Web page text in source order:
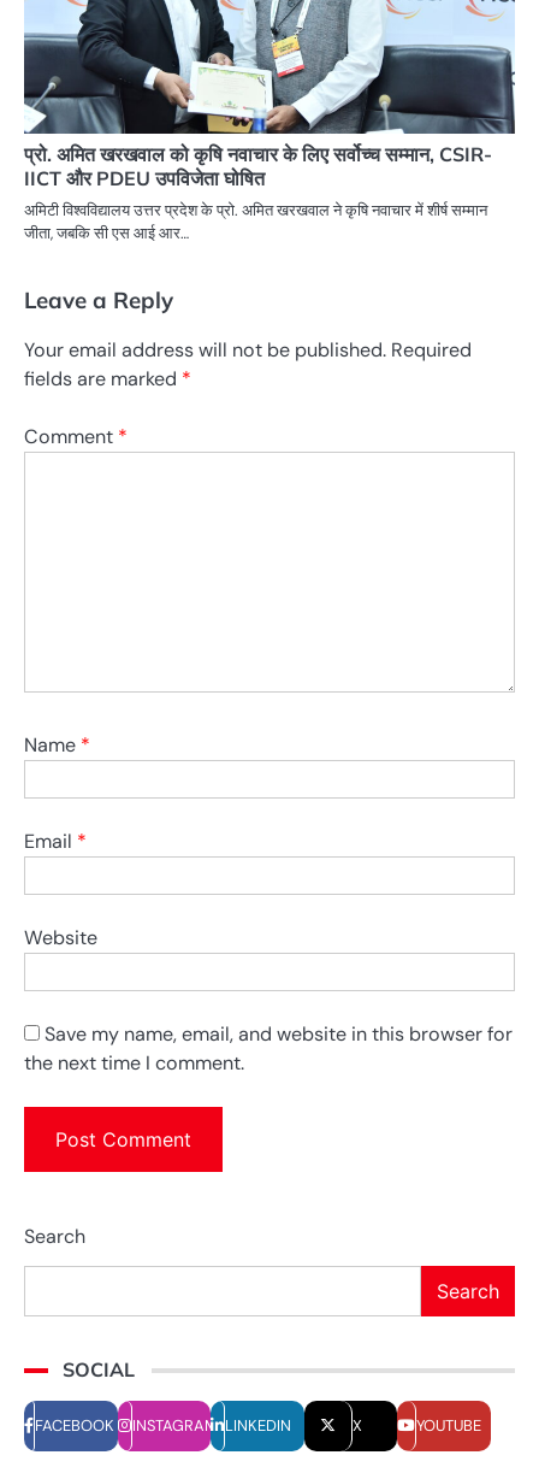
प्रो. अमित खरखवाल को कृषि नवाचार के लिए सर्वोच्च सम्मान, CSIR-
IICT और PDEU उपविजेता घोषित
अमिटी विश्वविद्यालय उत्तर प्रदेश के प्रो. अमित खरखवाल ने कृषि नवाचार में शीर्ष सम्मान
जीता, जबकि सी एस आई आर…
Leave a Reply
Your email address will not be published. Required
fields are marked *
Comment *
Name *
Email *
Website
Save my name, email, and website in this browser for
the next time I comment.
Search
Search
SOCIAL
FACEBOOK INSTAGRAM LINKEDIN X YOUTUBE